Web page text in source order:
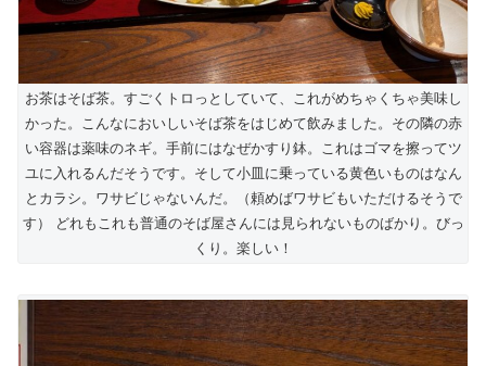
お茶はそば茶。すごくトロっとしていて、これがめちゃくちゃ美味し
かった。こんなにおいしいそば茶をはじめて飲みました。その隣の赤
い容器は薬味のネギ。手前にはなぜかすり鉢。これはゴマを擦ってツ
ユに入れるんだそうです。そして小皿に乗っている黄色いものはなん
とカラシ。ワサビじゃないんだ。（頼めばワサビもいただけるそうで
す） どれもこれも普通のそば屋さんには見られないものばかり。びっ
くり。楽しい！